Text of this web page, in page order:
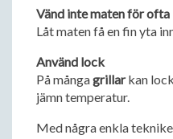
Vänd inte maten för ofta
Låt maten få en fin yta
Använd lock
På mångagrillarkan
jämn temperatur.
Med några enkla